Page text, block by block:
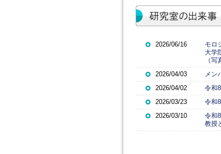
2026/06/16
モロ
大学
（
2026/04/03
メン
2026/04/02
令和
2026/03/23
令和
2026/03/10
令和
教授